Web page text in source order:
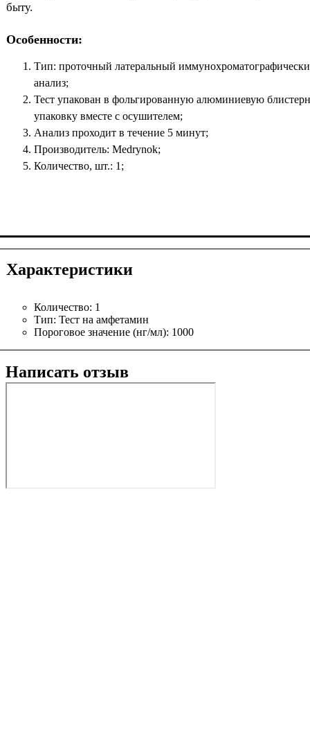
быту.
Особенности:
Тип: проточный латеральный
анализ;
Тест упакован в фольгированную алюминиевую
упаковку вместе с осушителем;
Анализ проходит в течение 5 минут;
Производитель: Medrynok;
Количество, шт.: 1;
Характеристики
Количество: 1
Тип: Тест на амфетамин
Пороговое значение (нг/мл): 1000
Написать отзыв